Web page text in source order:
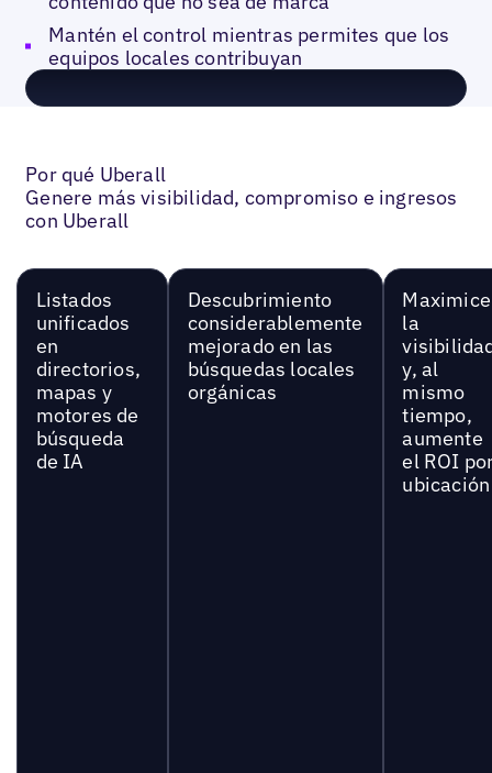
Mantén el control mientras permites que los
equipos locales contribuyan
Por qué Uberall
Genere más visibilidad, compromiso e ingresos
con Uberall
Listados
unificados
en
directorios,
mapas y
motores de
búsqueda
de IA
Descubrimiento
considerablemente
mejorado en las
búsquedas locales
orgánicas
Maximice
la
y, al
mismo
tiempo,
aumente
el ROI
ubicación